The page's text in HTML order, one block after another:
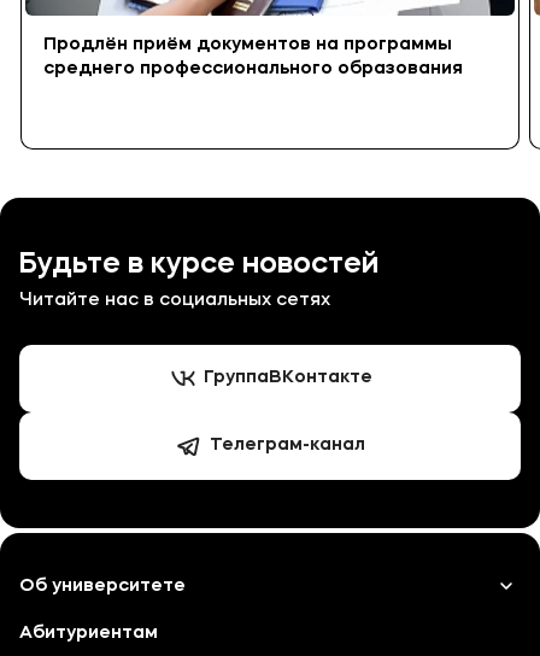
Продлён приём документов на программы
среднего профессионального образования
Будьте в курсе новостей
Читайте нас в социальных сетях
ГруппаВКонтакте
Телеграм-канал
Об университете
Лицензии и документы
Абитуриентам